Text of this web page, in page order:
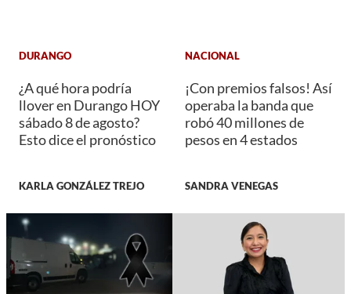
DURANGO
¿A qué hora podría
llover en Durango HOY
sábado 8 de agosto?
Esto dice el pronóstico
KARLA GONZÁLEZ TREJO
NACIONAL
¡Con premios falsos! Así
operaba la banda que
robó 40 millones de
pesos en 4 estados
SANDRA VENEGAS